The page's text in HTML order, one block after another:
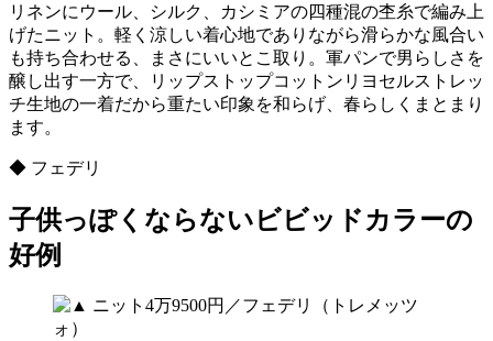
リネンにウール、シルク、カシミアの四種混の杢糸で編み上
げたニット。軽く涼しい着心地でありながら滑らかな風合い
も持ち合わせる、まさにいいとこ取り。軍パンで男らしさを
醸し出す一方で、リップストップコットンリヨセルストレッ
チ生地の一着だから重たい印象を和らげ、春らしくまとまり
ます。
◆ フェデリ
子供っぽくならないビビッドカラーの
好例